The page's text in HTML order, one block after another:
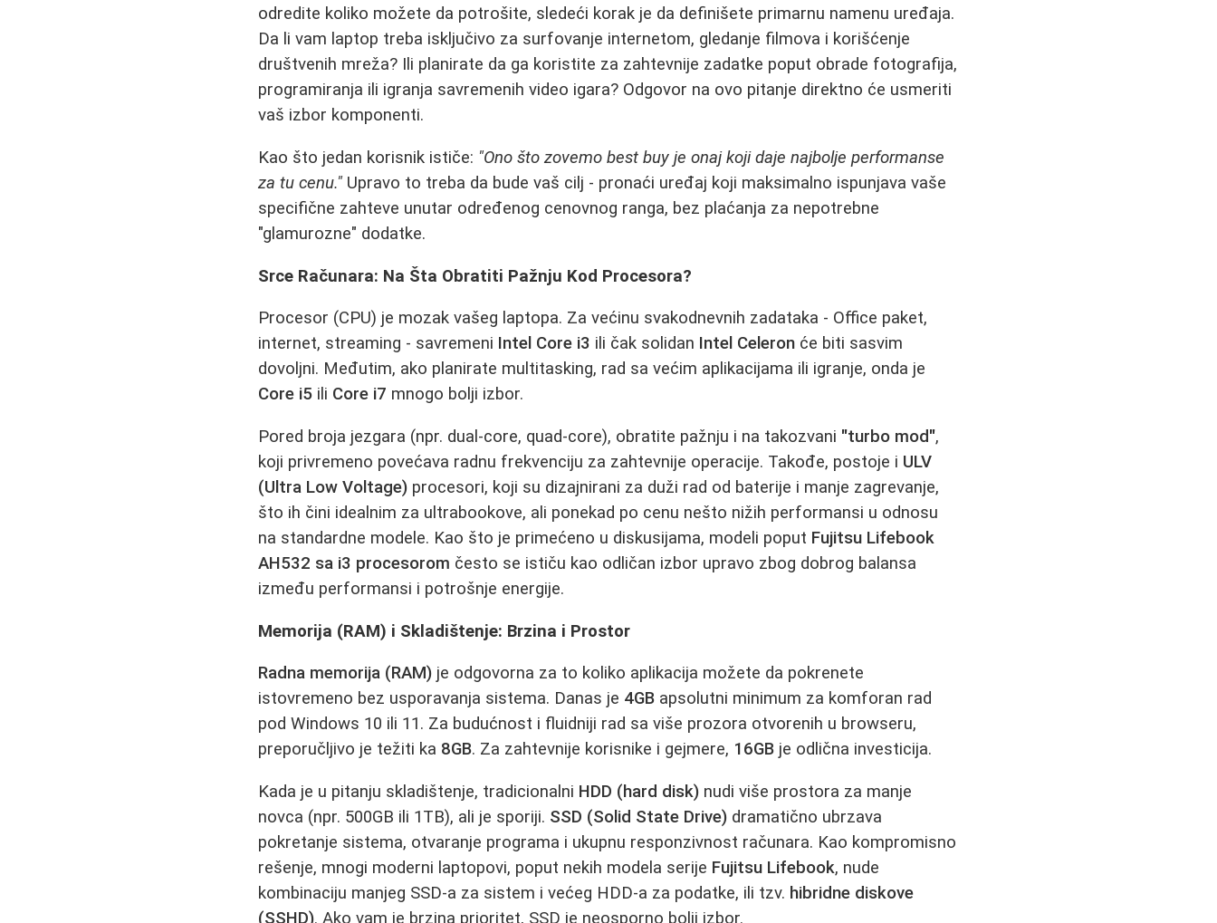
odredite koliko možete da potrošite, sledeći korak je da definišete primarnu namenu uređaja.
Da li vam laptop treba isključivo za surfovanje internetom, gledanje filmova i korišćenje
društvenih mreža? Ili planirate da ga koristite za zahtevnije zadatke poput obrade fotografija,
programiranja ili igranja savremenih video igara? Odgovor na ovo pitanje direktno će usmeriti
vaš izbor komponenti.
Kao što jedan korisnik ističe: "Ono što zovemo best buy je onaj koji daje najbolje performanse
za tu cenu." Upravo to treba da bude vaš cilj - pronaći uređaj koji maksimalno ispunjava vaše
specifične zahteve unutar određenog cenovnog ranga, bez plaćanja za nepotrebne
"glamurozne" dodatke.
Srce Računara: Na Šta Obratiti Pažnju Kod Procesora?
Procesor (CPU) je mozak vašeg laptopa. Za većinu svakodnevnih zadataka - Office paket,
internet, streaming - savremeni Intel Core i3 ili čak solidan Intel Celeron će biti sasvim
dovoljni. Međutim, ako planirate multitasking, rad sa većim aplikacijama ili igranje, onda je
Core i5 ili Core i7 mnogo bolji izbor.
Pored broja jezgara (npr. dual-core, quad-core), obratite pažnju i na takozvani "turbo mod",
koji privremeno povećava radnu frekvenciju za zahtevnije operacije. Takođe, postoje i ULV
(Ultra Low Voltage) procesori, koji su dizajnirani za duži rad od baterije i manje zagrevanje,
što ih čini idealnim za ultrabookove, ali ponekad po cenu nešto nižih performansi u odnosu
na standardne modele. Kao što je primećeno u diskusijama, modeli poput Fujitsu Lifebook
AH532 sa i3 procesorom često se ističu kao odličan izbor upravo zbog dobrog balansa
između performansi i potrošnje energije.
Memorija (RAM) i Skladištenje: Brzina i Prostor
Radna memorija (RAM) je odgovorna za to koliko aplikacija možete da pokrenete
istovremeno bez usporavanja sistema. Danas je 4GB apsolutni minimum za komforan rad
pod Windows 10 ili 11. Za budućnost i fluidniji rad sa više prozora otvorenih u browseru,
preporučljivo je težiti ka 8GB. Za zahtevnije korisnike i gejmere, 16GB je odlična investicija.
Kada je u pitanju skladištenje, tradicionalni HDD (hard disk) nudi više prostora za manje
novca (npr. 500GB ili 1TB), ali je sporiji. SSD (Solid State Drive) dramatično ubrzava
pokretanje sistema, otvaranje programa i ukupnu responzivnost računara. Kao kompromisno
rešenje, mnogi moderni laptopovi, poput nekih modela serije Fujitsu Lifebook, nude
kombinaciju manjeg SSD-a za sistem i većeg HDD-a za podatke, ili tzv. hibridne diskove
(SSHD). Ako vam je brzina prioritet, SSD je neosporno bolji izbor.